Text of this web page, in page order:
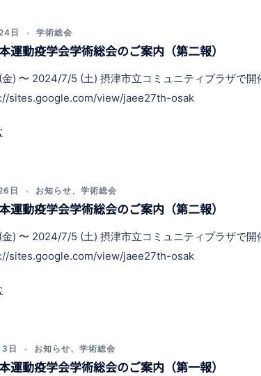
日 学術総会
運動疫学会学術総会のご案内（第二報）
) 〜 2024/7/5 (土) 摂津市立コミュニティプラザで
sites.google.com/view/jaee27th-osak
日 お知らせ、 学術総会
運動疫学会学術総会のご案内（第二報）
) 〜 2024/7/5 (土) 摂津市立コミュニティプラザで
sites.google.com/view/jaee27th-osak
日 お知らせ、 学術総会
運動疫学会学術総会のご案内（第一報）